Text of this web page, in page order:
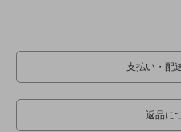
支払い・配
返品に